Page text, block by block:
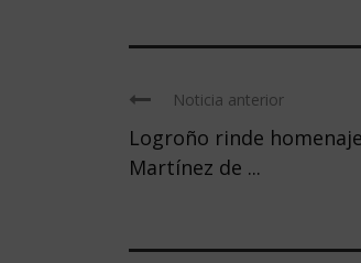
Noticia anterior
Logroño rinde
Martínez de ...